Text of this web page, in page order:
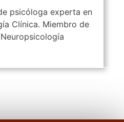
psicóloga experta en
Clínica. Miembro de